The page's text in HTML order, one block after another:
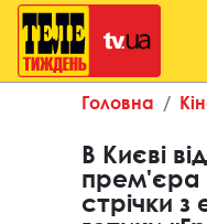
Головна
В Києві
прем'єра
стрічки